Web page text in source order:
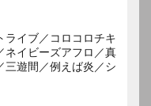
ライブ／コロコロチキ
ネイビーズアフロ／真
三遊間／例えば炎／シ